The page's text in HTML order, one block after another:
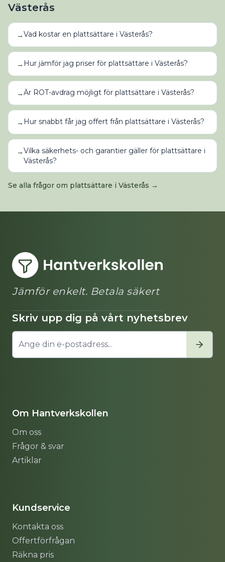
Västerås
→Vad kostar en plattsättare i Västerås?
→ Hur jämför jag priser för plattsättare i Västerås?
→Är ROT-avdrag möjligt för plattsättare i Västerås?
→ Hur snabbt får jag offert från plattsättare i Västerås?
→Vilka säkerhets- och garantier gäller för plattsättare i
Västerås?
Se alla frågor om plattsättare i Västerås →
Jämför enkelt. Betala säkert
Skriv upp dig på vårt nyhetsbrev
Om Hantverkskollen
Om oss
Frågor & svar
Artiklar
Kundservice
Kontakta oss
Offertförfrågan
Räkna pris